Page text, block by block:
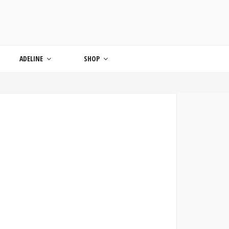
ADELINE SHOP